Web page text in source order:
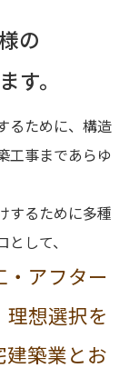
の
す。
るために、構造
工事まであらゆ
するために多種
して、
アフター
理想選択を
築業とお